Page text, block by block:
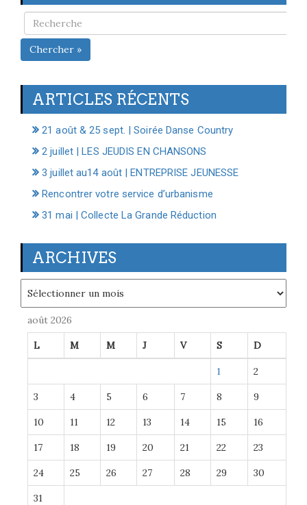
Chercher »
ARTICLES RÉCENTS
21 août & 25 sept. | Soirée Danse Country
2 juillet | LES JEUDIS EN CHANSONS
3 juillet au14 août | ENTREPRISE JEUNESSE
Rencontrer votre service d’urbanisme
31 mai | Collecte La Grande Réduction
ARCHIVES
août 2026
L M M J V S D
1 2
3 4 5 6 7 8 9
10 11 12 13 14 15 16
17 18 19 20 21 22 23
24 25 26 27 28 29 30
31